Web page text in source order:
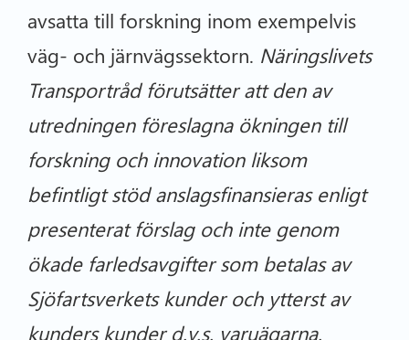
avsatta till forskning inom exempelvis
väg- och järnvägssektorn. Näringslivets
Transportråd förutsätter att den av
utredningen föreslagna ökningen till
forskning och innovation liksom
befintligt stöd anslagsfinansieras enligt
presenterat förslag och inte genom
ökade farledsavgifter som betalas av
Sjöfartsverkets kunder och ytterst av
kunders kunder d.v.s. varuägarna.